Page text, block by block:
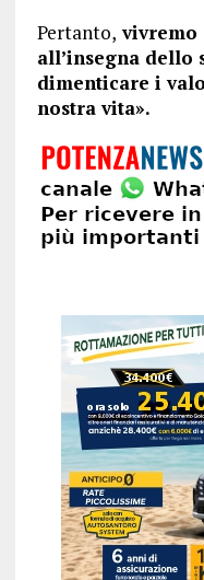
Pertanto, vivremo
all’insegna dello
dimenticare i
nostra vita».